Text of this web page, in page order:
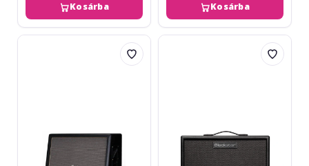
Kosárba Kosárba
Marshall
BlackStar